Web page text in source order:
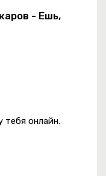
- Ешь,
тебя онлайн.